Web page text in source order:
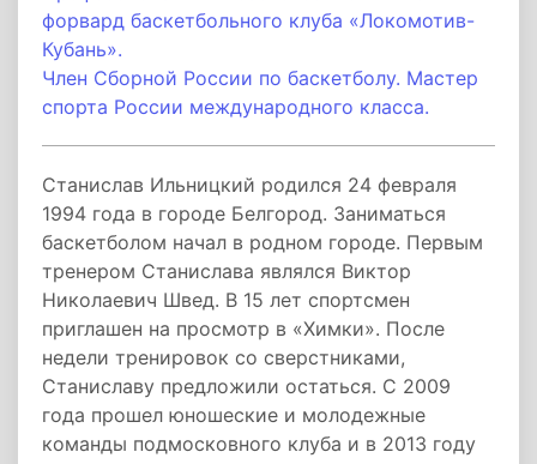
форвард баскетбольного клуба «Локомотив-
Кубань».
Член Сборной России по баскетболу. Мастер
спорта России международного класса.
Станислав Ильницкий родился 24 февраля
1994 года в городе Белгород. Заниматься
баскетболом начал в родном городе. Первым
тренером Станислава являлся Виктор
Николаевич Швед. В 15 лет спортсмен
приглашен на просмотр в «Химки». После
недели тренировок со сверстниками,
Станиславу предложили остаться. С 2009
года прошел юношеские и молодежные
команды подмосковного клуба и в 2013 году